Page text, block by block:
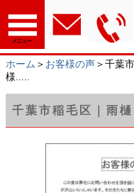
メニュー
ホーム ＞ お客様の声 ＞千葉
様.....
千葉市稲毛区｜雨